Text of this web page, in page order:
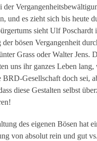
der
und es zieht sich bis heute
sieht Ulf Poschardt
bösen Vergangenheit
Grass oder Walter Jens.
uns ihr ganzes Leben lang,
BRD-Gesellschaft doch sei,
diese Gestalten selbst
des eigenen Bösen hat
von absolut rein und gut